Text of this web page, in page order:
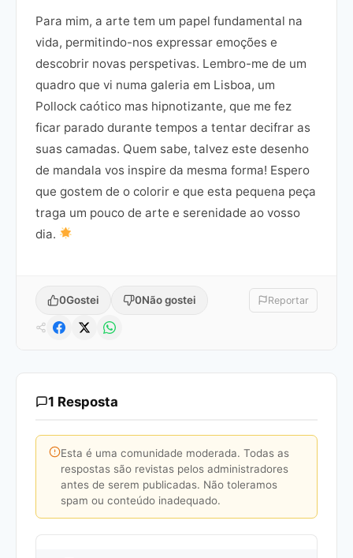
Para mim, a arte tem um papel fundamental na
vida, permitindo-nos expressar emoções e
descobrir novas perspetivas. Lembro-me de um
quadro que vi numa galeria em Lisboa, um
Pollock caótico mas hipnotizante, que me fez
ficar parado durante tempos a tentar decifrar as
suas camadas. Quem sabe, talvez este desenho
de mandala vos inspire da mesma forma! Espero
que gostem de o colorir e que esta pequena peça
traga um pouco de arte e serenidade ao vosso
dia.
0Gostei 0Não gostei Reportar
1 Resposta
Esta é uma comunidade moderada. Todas as
respostas são revistas pelos administradores
antes de serem publicadas. Não toleramos
spam ou conteúdo inadequado.